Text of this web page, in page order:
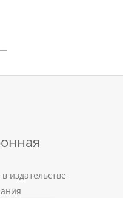
издательстве